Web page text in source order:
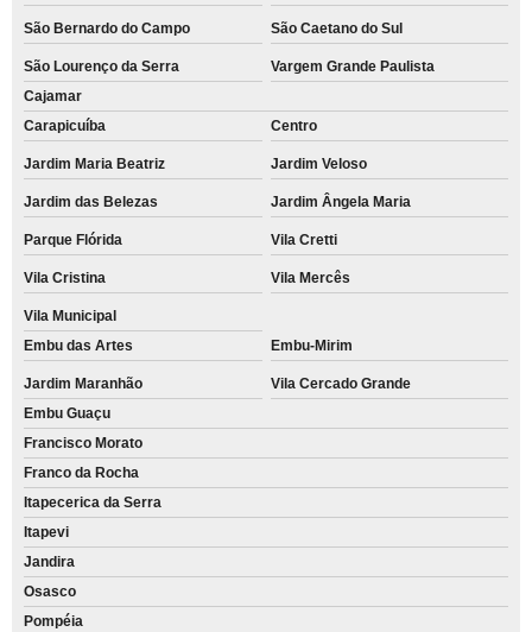
São Bernardo do Campo São Caetano do Sul
São Lourenço da Serra
Vargem Grande Paulista
Cajamar
Carapicuíba
Centro
Jardim Maria Beatriz Jardim Veloso
Jardim das Belezas Jardim Ângela Maria
Parque Flórida Vila Cretti
Vila Cristina Vila Mercês
Vila Municipal
Embu das Artes
Embu-Mirim
Jardim Maranhão
Vila Cercado Grande
Embu Guaçu
Francisco Morato
Franco da Rocha
Itapecerica da Serra
Itapevi
Jandira
Osasco
Pompéia